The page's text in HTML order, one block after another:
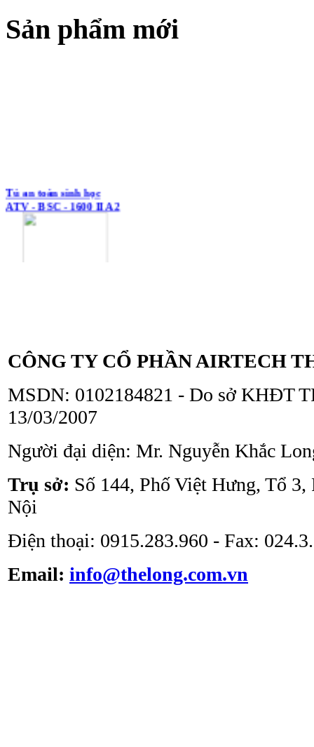
Sản phẩm mới
ATV - BSC - 1600 II A2
Tủ an toàn sinh học
ATV - BSC - 1000 II A2
Tủ cấy vô trùng ATV -
CÔNG TY CỔ PHẦN AIRTECH
MSDN: 0102184821 - Do sở KHĐT
13/03/2007
Người đại diện: Mr. Nguyễn Khắc
Trụ sở: Số 144, Phố Việt Hưng, Tổ
Nội
Điện thoại: 0915.283.960 - Fax:
Email: info@thelong.com.vn